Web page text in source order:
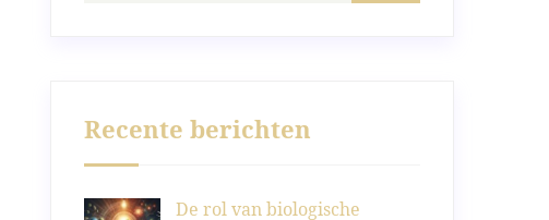
Recente berichten
De rol van biologische